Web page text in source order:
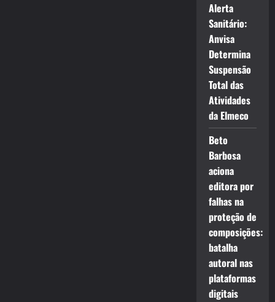
Alerta
Sanitário:
Anvisa
Determina
Suspensão
Total das
Atividades
da Elmeco
Beto
Barbosa
aciona
editora por
falhas na
proteção de
composições:
batalha
autoral nas
plataformas
digitais